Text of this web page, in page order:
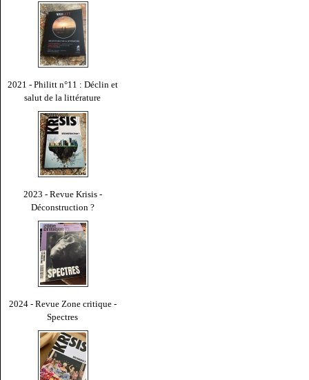
2021 - Philitt n°11 : Déclin et
salut de la littérature
2023 - Revue Krisis -
Déconstruction ?
2024 - Revue Zone critique -
Spectres